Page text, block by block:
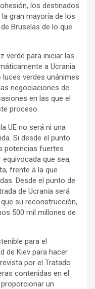
los destinados
gran mayoría de los
Bruselas de lo que
verde para iniciar las
a Ucrania
verdes unánimes
negociaciones de
en las que el
proceso.
UE no será ni una
Si desde el punto
potencias fuertes
que sea,
frente a la que
Desde el punto de
de Ucrania será
su reconstrucción,
500 mil millones de
para el
de Kiev para hacer
por el Tratado
contenidas en el
un